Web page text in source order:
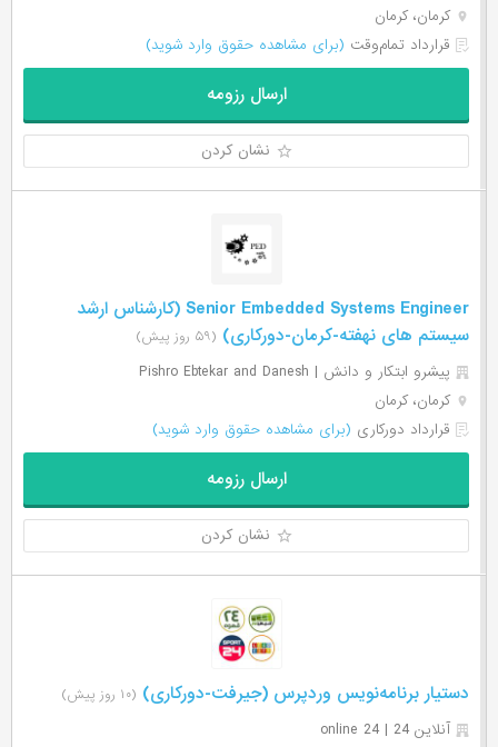
کرمان، کرمان
قرارداد تمام‌وقت (برای مشاهده حقوق وارد شوید)
ارسال رزومه
نشان کردن
Senior Embedded Systems Engineer (کارشناس ارشد
سیستم های نهفته-کرمان-دورکاری) (۵۹ روز پیش)
پیشرو ابتکار و دانش | Pishro Ebtekar and Danesh
کرمان، کرمان
قرارداد دورکاری (برای مشاهده حقوق وارد شوید)
ارسال رزومه
نشان کردن
دستیار برنامه‌نویس وردپرس (جیرفت-دورکاری) (۱۰ روز پیش)
آنلاین 24 | online 24